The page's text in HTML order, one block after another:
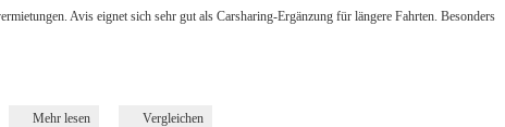
Avis eignet sich sehr gut als Carsharing-Ergänzung für längere Fahrten. Besonders
Mehr lesen Vergleichen